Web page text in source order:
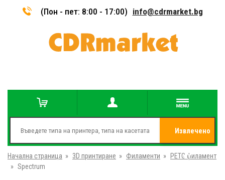
(Пон - пет: 8:00 - 17:00) info@cdrmarket.bg
Извлечено
от
Начална страница » 3D принтиране » Филаменти »
PETG филамент
» Spectrum